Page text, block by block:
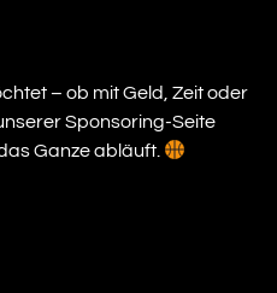
– ob mit Geld, Zeit oder
Sponsoring-Seite
Ganze abläuft.